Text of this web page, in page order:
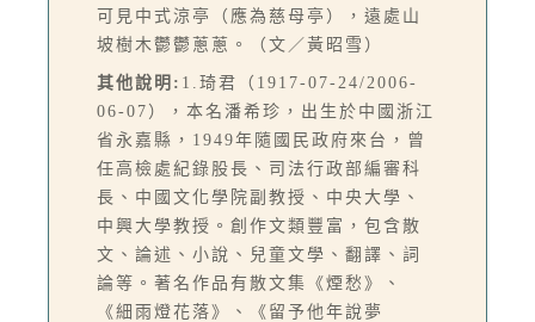
可見中式涼亭（應為慈母亭），遠處山
坡樹木鬱鬱蔥蔥。（文／黃昭雪）
其他說明: 1.琦君（1917-07-24/2006-
06-07），本名潘希珍，出生於中國浙江
省永嘉縣，1949年隨國民政府來台，曾
任高檢處紀錄股長、司法行政部編審科
長、中國文化學院副教授、中央大學、
中興大學教授。創作文類豐富，包含散
文、論述、小說、兒童文學、翻譯、詞
論等。著名作品有散文集《煙愁》、
《細雨燈花落》、《留予他年說夢